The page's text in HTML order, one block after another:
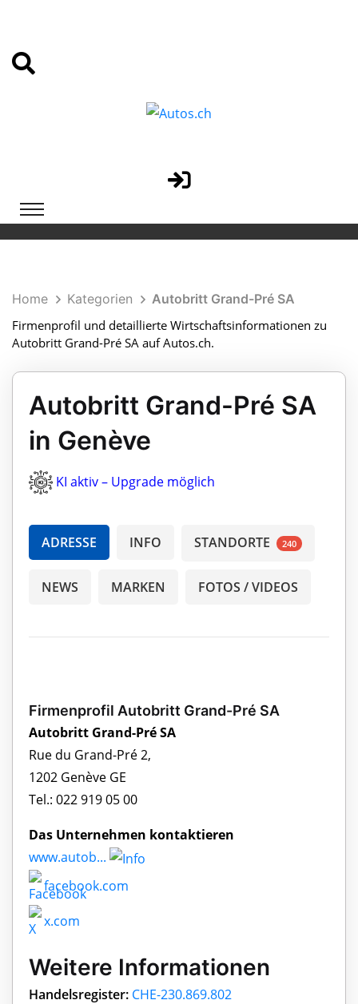
Home Kategorien
Autobritt Grand-Pré SA
Firmenprofil und detaillierte Wirtschaftsinformationen zu
Autobritt Grand-Pré SA auf Autos.ch.
Autobritt Grand-Pré SA
in Genève
KI aktiv – Upgrade möglich
ADRESSE INFO STANDORTE 240
NEWS MARKEN FOTOS / VIDEOS
Firmenprofil Autobritt Grand-Pré SA
Autobritt Grand-Pré SA
Rue du Grand-Pré 2,
1202 Genève GE
Tel.: 022 919 05 00
Das Unternehmen kontaktieren
www.autob...
facebook.com
x.com
Weitere Informationen
Handelsregister: CHE-230.869.802